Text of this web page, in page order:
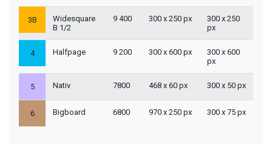
3B
Widesquare
B 1/2
9 400 300 x 250 px
300 x 250
px
4 Halfpage 9 200 300 x 600 px
300 x 600
px
5 Nativ 7800 468 x 60 px 300 x 50 px
6 Bigboard 6800 970 x 250 px 300 x 75 px